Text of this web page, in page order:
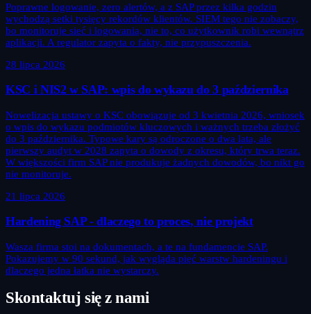
Poprawne logowanie, zero alertów, a z SAP przez kilka godzin
wychodzą setki tysięcy rekordów klientów. SIEM tego nie zobaczy,
bo monitoruje sieć i logowania, nie to, co użytkownik robi wewnątrz
aplikacji. A regulator zapyta o fakty, nie przypuszczenia.
28 lipca 2026
KSC i NIS2 w SAP: wpis do wykazu do 3 października
Nowelizacja ustawy o KSC obowiązuje od 3 kwietnia 2026, wniosek
o wpis do wykazu podmiotów kluczowych i ważnych trzeba złożyć
do 3 października. Typowe kary są odroczone o dwa lata, ale
pierwszy audyt w 2028 zapyta o dowody z okresu, który trwa teraz.
W większości firm SAP nie produkuje żadnych dowodów, bo nikt go
nie monitoruje.
21 lipca 2026
Hardening SAP - dlaczego to proces, nie projekt
Wasza firma stoi na dokumentach, a te na fundamencie SAP.
Pokazujemy w 90 sekund, jak wygląda pięć warstw hardeningu i
dlaczego jedna łatka nie wystarczy.
Skontaktuj się z nami